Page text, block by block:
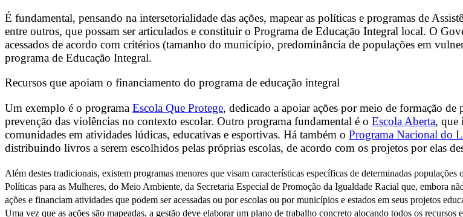
É fundamental, pensando na intersetorialidade das ações, mapear as políticas e programas de
entre outros, que possam ser articulados e constituir o Programa de Educação Integral local. O
acessados de acordo com critérios (tamanho do município, predominância de populações em
programa de Educação Integral.
Recursos que apoiam o financiamento do programa de educação integral
Um exemplo é o programa Escola Que Protege, dedicado a apoiar ações por meio de formação de
prevenção das violências no contexto escolar. Outro programa fundamental é o Escola Aberta, que
comunidades em atividades lúdicas, educativas e esportivas. Há também o Programa Nacional do
distribuindo livros a serem escolhidos pelas próprias escolas, de acordo com os projetos por elas
Além destes tradicionais, existem programas menores que visam características específicas de determinadas
Políticas para as Mulheres, do Meio Ambiente, da Secretaria Especial de Promoção da Igualdade Racial que, embora
ações e financiam atividades que podem ser acessadas ou por escolas ou por municípios e estados em seus projetos
Uma vez que as ações são mapeadas, a gestão deve elaborar um plano de trabalho concreto alocando todos os